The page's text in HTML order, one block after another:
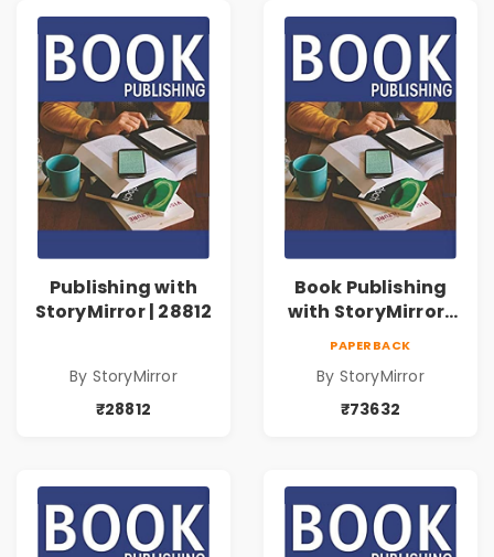
Publishing with
StoryMirror | 28812
By StoryMirror
₹28812
Book Publishing
with StoryMirror |
PAPERBACK
By StoryMirror
₹73632